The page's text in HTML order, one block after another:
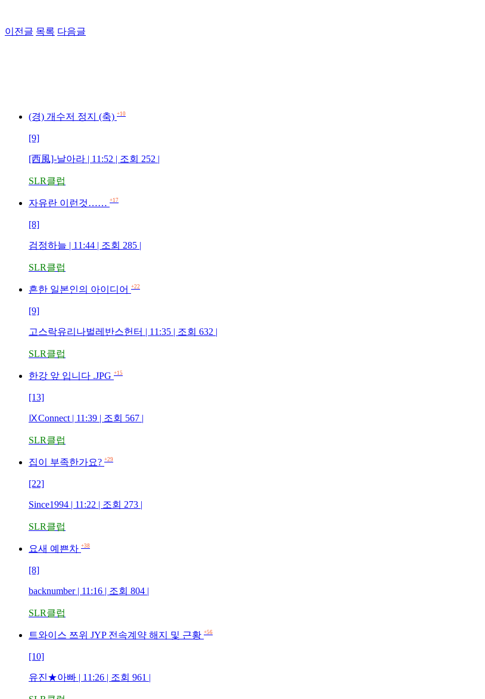
이전글 목록 다음글
(경) 개수저 정지 (축) +10
[9]
[西風]-날아라 | 11:52 | 조회 252 |
SLR클럽
자유란 이런것…… +17
[8]
검정하늘 | 11:44 | 조회 285 |
SLR클럽
흔한 일본인의 아이디어 +22
[9]
고스락유리나벌레반스헌터 | 11:35 | 조회 632 |
SLR클럽
한강 앞 입니다 .JPG +15
[13]
ⅨConnect | 11:39 | 조회 567 |
SLR클럽
집이 부족한가요? +29
[22]
Since1994 | 11:22 | 조회 273 |
SLR클럽
요새 예쁜차 +38
[8]
backnumber | 11:16 | 조회 804 |
SLR클럽
트와이스 쯔위 JYP 전속계약 해지 및 근황 +56
[10]
유진★아빠 | 11:26 | 조회 961 |